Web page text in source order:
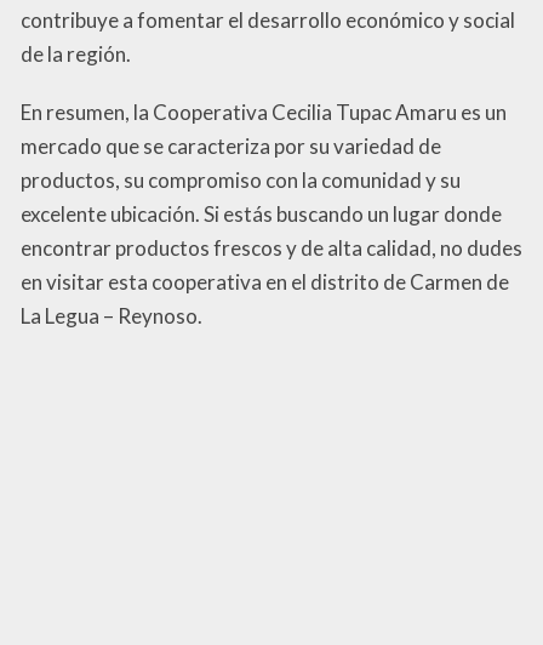
contribuye a fomentar el desarrollo económico y social
de la región.
En resumen, la Cooperativa Cecilia Tupac Amaru es un
mercado que se caracteriza por su variedad de
productos, su compromiso con la comunidad y su
excelente ubicación. Si estás buscando un lugar donde
encontrar productos frescos y de alta calidad, no dudes
en visitar esta cooperativa en el distrito de Carmen de
La Legua – Reynoso.